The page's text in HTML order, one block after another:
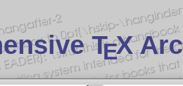
TEX